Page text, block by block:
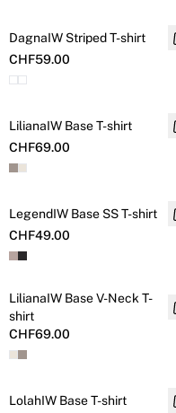
DagnaIW Striped T-shirt
CHF59.00
LilianaIW Base T-shirt
CHF69.00
LegendIW Base SS T-shirt
CHF49.00
LilianaIW Base V-Neck T-
shirt
CHF69.00
LolahIW Base T-shirt